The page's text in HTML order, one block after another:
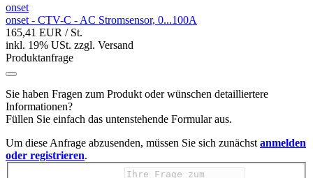
onset
onset - CTV-C - AC Stromsensor, 0...100A
165,41 EUR / St.
inkl. 19% USt. zzgl. Versand
Produktanfrage
Sie haben Fragen zum Produkt oder wünschen detailliertere
Informationen?
Füllen Sie einfach das untenstehende Formular aus.
Um diese Anfrage abzusenden, müssen Sie sich zunächst anmelden
oder registrieren.